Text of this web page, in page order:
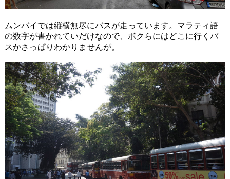
ムンバイでは縦横無尽にバスが走っています。マラティ語
の数字が書かれていだけなので、ボクらにはどこに行くバ
スかさっぱりわかりませんが。